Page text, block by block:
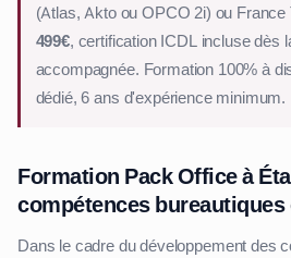
(Atlas, Akto ou OPCO 2i) ou France
499€, certification ICDL incluse dès
accompagnée. Formation 100% à
dédié, 6 ans d'expérience minimum.
Formation Pack Office à
compétences
Dans le cadre du développement des